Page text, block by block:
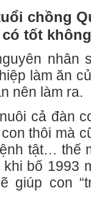
chồng
có tốt
nhân
làm ăn
nên làm ra.
cả đàn
thôi mà
tật… thế
khi bố 1993
giúp con